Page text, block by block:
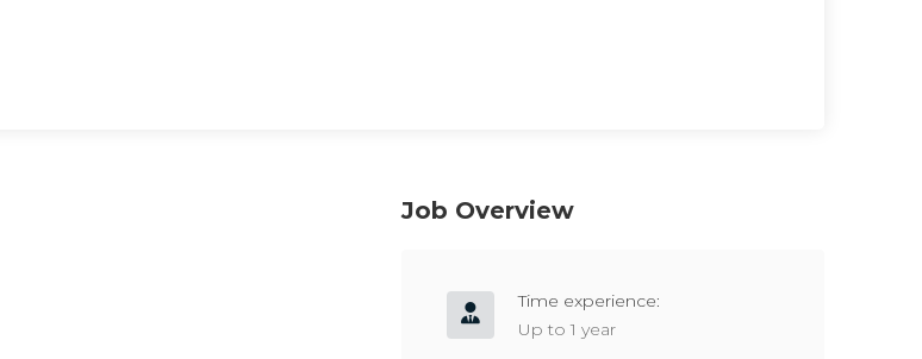
Job Overview
Time experience:
Up to 1 year